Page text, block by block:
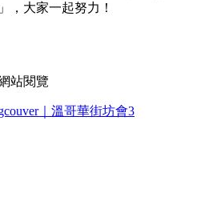
，大家一起努力！
站閱覽
｜溫哥華街坊會3